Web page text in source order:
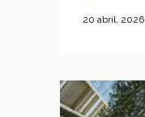
20 abril, 2026